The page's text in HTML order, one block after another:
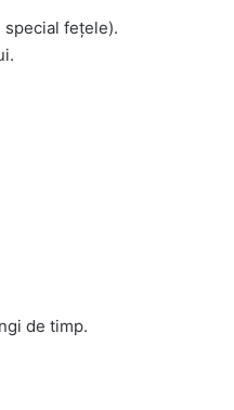
fețele).
de timp.